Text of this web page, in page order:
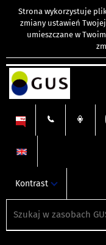
Strona wykorzystuje
zmiany ustawień
umieszczane w
Kontrast